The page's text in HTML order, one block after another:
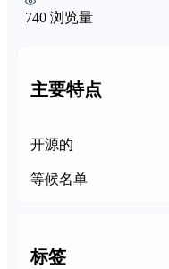
740 浏览量
主要特点
开源的
等候名单
标签